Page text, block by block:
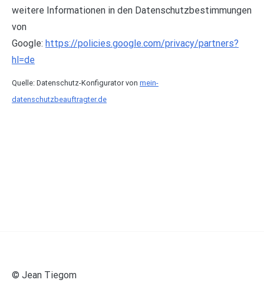
weitere Informationen in den Datenschutzbestimmungen
von
Google: https://policies.google.com/privacy/partners?
hl=de
Quelle: Datenschutz-Konfigurator von mein-
datenschutzbeauftragter.de
© Jean Tiegom